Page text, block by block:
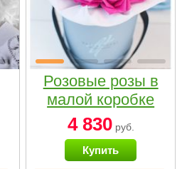
Розовые розы в
малой коробке
4 830руб.
Купить